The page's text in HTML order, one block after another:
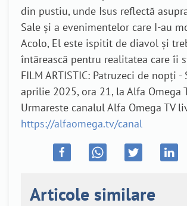
din pustiu, unde Isus reflectă
Sale și a evenimentelor care I-au
Acolo, El este ispitit de diavol și
întărească pentru realitatea care îi
FILM ARTISTIC: Patruzeci de nopți -
aprilie 2025, ora 21, la Alfa Omega
Urmareste canalul Alfa Omega TV
https://alfaomega.tv/canal
Articole similare